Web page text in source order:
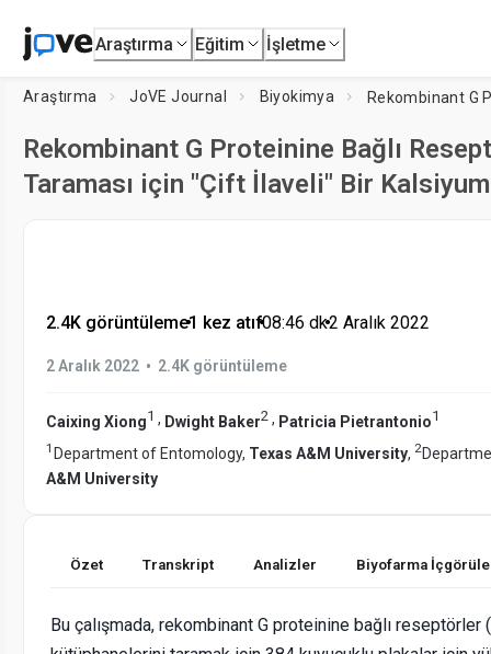
Araştırma Eğitim İşletme
Araştırma JoVE Journal Biyokimya
Rekombinant G Proteinine Bağlı
Taraması için "Çift İlaveli" Bir
2.4K görüntüleme•1 kez atıf•08:46 dk•2 Aralık 2022
2 Aralık 2022 • 2.4K görüntüleme
Caixing Xiong1 , Dwight Baker2 , Patricia Pietrantonio1
1 Department of Entomology, Texas A&M University, 2
A&M University
Özet Transkript Analizler Biyofarma
Bu çalışmada, rekombinant G proteinine bağlı